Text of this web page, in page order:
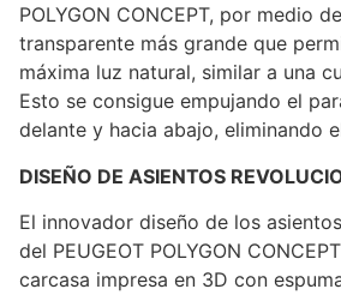
POLYGON CONCEPT, por medio
transparente más grande que
máxima luz natural, similar a una
Esto se consigue empujando el
delante y hacia abajo, eliminando
DISEÑO DE ASIENTOS
El innovador diseño de los asientos
del PEUGEOT POLYGON
carcasa impresa en 3D con